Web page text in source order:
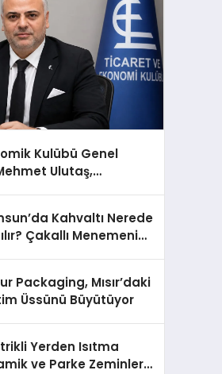
Kulübü Genel
Ulutaş,
Kahvaltı Nerede
Çakallı Menemeni
Packaging, Mısır’daki
Üssünü Büyütüyor
Yerden Isıtma
ve Parke Zeminler